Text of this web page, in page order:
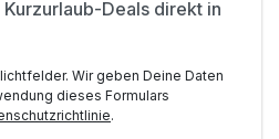
Deals direkt in
Wir geben Deine Daten
dieses Formulars
.